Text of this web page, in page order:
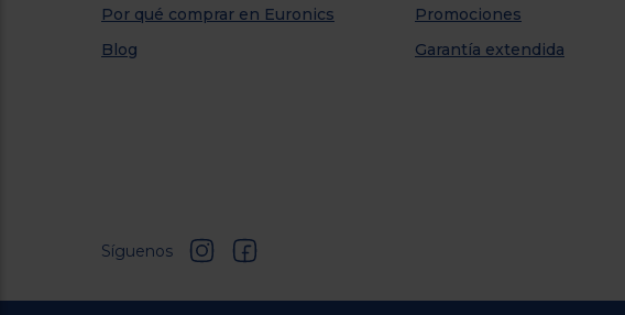
Por qué comprar en Euronics
Blog
Promociones
Garantía extendida
Síguenos